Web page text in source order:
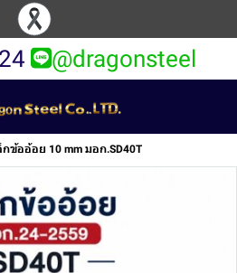
@dragonsteel
กข้ออ้อย 10 mm มอก.SD40T